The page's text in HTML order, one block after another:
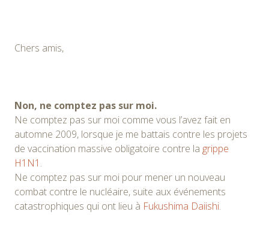
Chers amis,
Non, ne comptez pas sur moi.
Ne comptez pas sur moi comme vous l’avez fait en
automne 2009, lorsque je me battais contre les projets
de vaccination massive obligatoire contre la grippe
H1N1 .
Ne comptez pas sur moi pour mener un nouveau
combat contre le nucléaire, suite aux événements
catastrophiques qui ont lieu à Fukushima Daiishi.